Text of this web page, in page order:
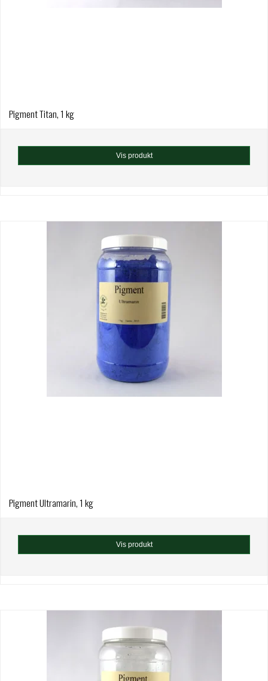
Pigment Titan, 1 kg
Vis produkt
Pigment Ultramarin, 1 kg
Vis produkt